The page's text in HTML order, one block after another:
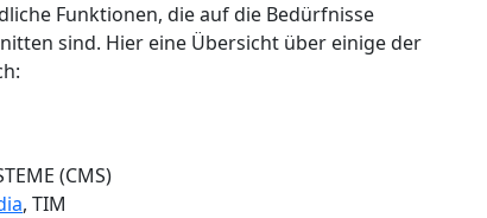
Funktionen, die auf die Bedürfnisse
sind. Hier eine Übersicht über einige der
(CMS)
, TIM